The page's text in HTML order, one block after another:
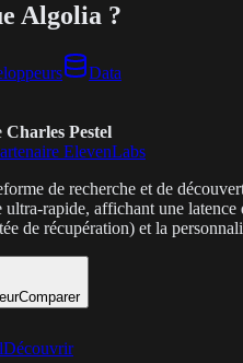
Algolia ?
Data
Charles Pestel
ElevenLabs
de recherche et de
ultra-rapide, affichant une
de récupération) et la
Comparer
Découvrir